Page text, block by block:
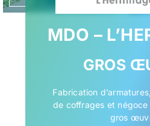
MDO –
GROS
Fabrication
de coffrages et
gros